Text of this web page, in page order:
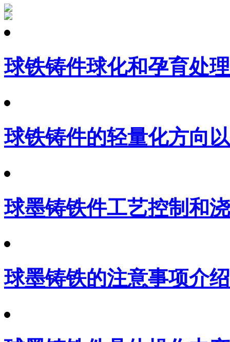
球铁铸件球化和孕育处
球铁铸件的轻量化方向
球墨铸铁件工艺控制和
球墨铸铁的注意事项介